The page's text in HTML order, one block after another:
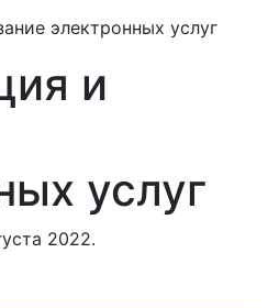
электронных услуг
и
услуг
2022.